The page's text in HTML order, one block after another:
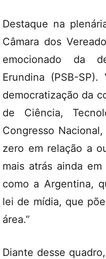
Destaque na
Câmara dos
emocionado da
Erundina (PSB-
democratização da
de Ciência,
Congresso
zero em relação a
mais atrás ainda
como a Argentina,
lei de mídia, que
área.”
Diante desse